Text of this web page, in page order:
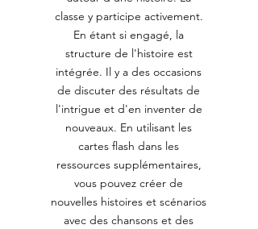
classe y participe activement.
En étant si engagé, la
structure de l'histoire est
intégrée. Il y a des occasions
de discuter des résultats de
l'intrigue et d'en inventer de
nouveaux. En utilisant les
cartes flash dans les
ressources supplémentaires,
vous pouvez créer de
nouvelles histoires et scénarios
avec des chansons et des